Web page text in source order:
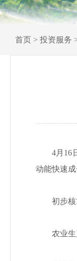
首页 > 投资服务
4月16
动能快速成
初步
农业